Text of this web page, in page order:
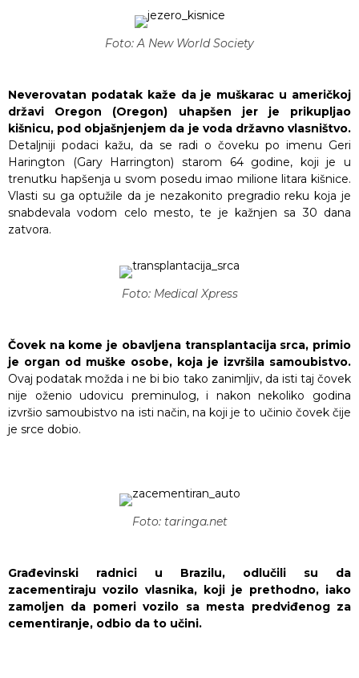
Foto: A New World Society
Neverovatan podatak kaže da je muškarac u američkoj
državi Oregon (Oregon) uhapšen jer je prikupljao
kišnicu, pod objašnjenjem da je voda državno vlasništvo.
Detaljniji podaci kažu, da se radi o čoveku po imenu Geri
Harington (Gary Harrington) starom 64 godine, koji je u
trenutku hapšenja u svom posedu imao milione litara kišnice.
Vlasti su ga optužile da je nezakonito pregradio reku koja je
snabdevala vodom celo mesto, te je kažnjen sa 30 dana
zatvora.
Foto: Medical Xpress
Čovek na kome je obavljena transplantacija srca, primio
je organ od muške osobe, koja je izvršila samoubistvo.
Ovaj podatak možda i ne bi bio tako zanimljiv, da isti taj čovek
nije oženio udovicu preminulog, i nakon nekoliko godina
izvršio samoubistvo na isti način, na koji je to učinio čovek čije
je srce dobio.
Foto: taringa.net
Građevinski radnici u Brazilu, odlučili su da
zacementiraju vozilo vlasnika, koji je prethodno, iako
zamoljen da pomeri vozilo sa mesta predviđenog za
cementiranje, odbio da to učini.